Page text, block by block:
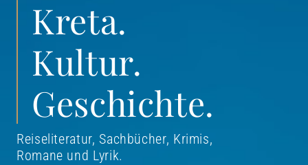
Kreta.
Kultur.
Geschichte.
Reiseliteratur, Sachbücher, Krimis,
Romane und Lyrik.